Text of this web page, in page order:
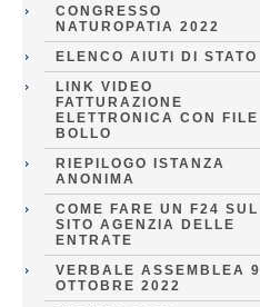
CONGRESSO
NATUROPATIA 2022
ELENCO AIUTI DI STATO
LINK VIDEO
FATTURAZIONE
ELETTRONICA CON FILE
BOLLO
RIEPILOGO ISTANZA
ANONIMA
COME FARE UN F24 SUL
SITO AGENZIA DELLE
ENTRATE
VERBALE ASSEMBLEA 9
OTTOBRE 2022